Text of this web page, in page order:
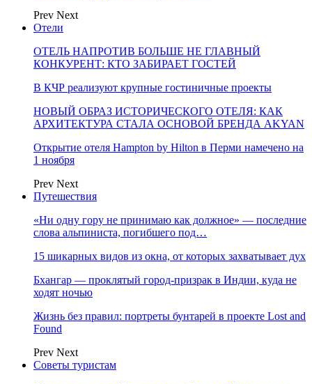
Prev Next
Отели
ОТЕЛЬ НАПРОТИВ БОЛЬШЕ НЕ ГЛАВНЫЙ
КОНКУРЕНТ: КТО ЗАБИРАЕТ ГОСТЕЙ
В КЧР реализуют крупные гостиничные проекты
НОВЫЙ ОБРАЗ ИСТОРИЧЕСКОГО ОТЕЛЯ: КАК
АРХИТЕКТУРА СТАЛА ОСНОВОЙ БРЕНДА AKYAN
Открытие отеля Hampton by Hilton в Перми намечено на
1 ноября
Prev Next
Путешествия
«Ни одну гору не принимаю как должное» — последние
слова альпиниста, погибшего под…
15 шикарных видов из окна, от которых захватывает дух
Бхангар — проклятый город-призрак в Индии, куда не
ходят ночью
Жизнь без правил: портреты бунтарей в проекте Lost and
Found
Prev Next
Советы туристам